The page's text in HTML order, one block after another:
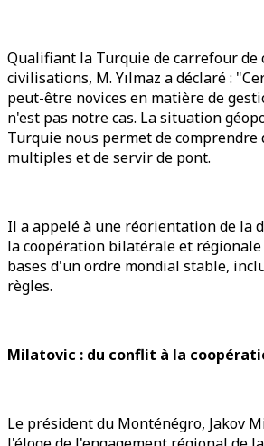
Qualifiant la Turquie de carrefour de
civilisations, M. Yılmaz a déclaré :
peut-être novices en matière de
n'est pas notre cas. La situation
Turquie nous permet de comprendre
multiples et de servir de pont.
Il a appelé à une réorientation de la
la coopération bilatérale et
bases d'un ordre mondial stable,
règles.
Milatovic : du conflit à la
Le président du Monténégro, Jakov